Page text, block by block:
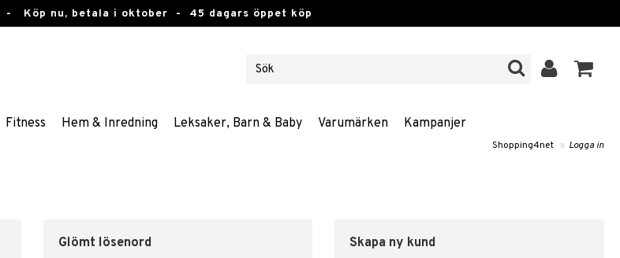
- Köp nu, betala i oktober - 45 dagars öppet köp
Fitness Hem & Inredning Leksaker, Barn & Baby Varumärken Kampanjer
Shopping4net » Logga in
Glömt lösenord Skapa ny kund